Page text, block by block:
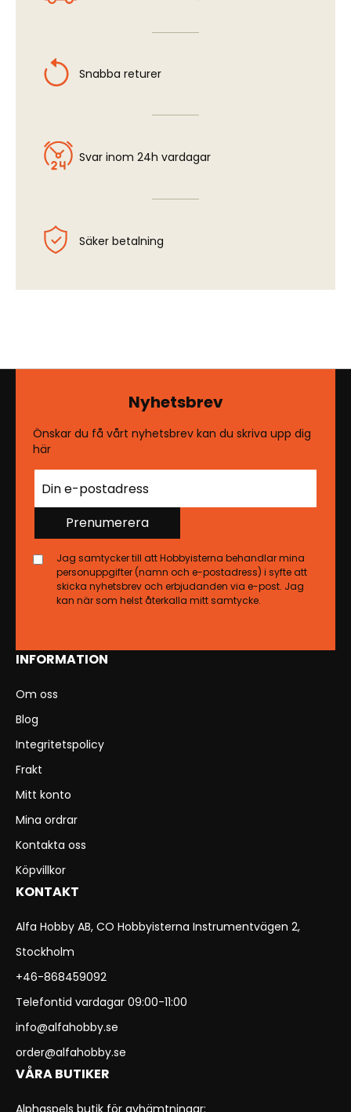
Snabba returer
Svar inom 24h vardagar
Säker betalning
INFORMATION
Om oss
Blog
Integritetspolicy
Frakt
Mitt konto
Mina ordrar
Kontakta oss
Köpvillkor
KONTAKT
Alfa Hobby AB, CO Hobbyisterna Instrumentvägen 2,
Stockholm
+46-868459092
Telefontid vardagar 09:00-11:00
info@alfahobby.se
order@alfahobby.se
VÅRA BUTIKER
Nyhetsbrev
Önskar du få vårt nyhetsbrev kan du skriva upp dig
här
Prenumerera
Jag samtycker till att Hobbyisterna behandlar mina
personuppgifter (namn och e-postadress) i syfte att
skicka nyhetsbrev och erbjudanden via e-post. Jag
kan när som helst återkalla mitt samtycke.